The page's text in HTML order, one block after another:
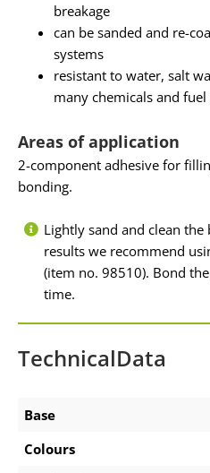
breakage
can be sanded and re-
systems
resistant to water, salt
many chemicals and
Areas of application
2-component adhesive for
bonding.
Lightly sand and clean
results we recommend
(item no. 98510). Bond
time.
TechnicalData
Base
Colours